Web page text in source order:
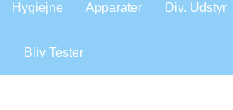
Hygiejne Apparater Div. Udstyr
Bliv Tester